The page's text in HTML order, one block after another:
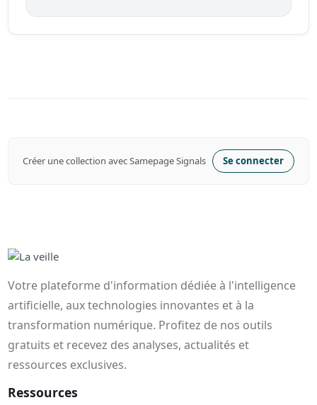
Créer une collection avec Samepage Signals Se connecter
Votre plateforme d'information dédiée à l'intelligence
artificielle, aux technologies innovantes et à la
transformation numérique. Profitez de nos outils
gratuits et recevez des analyses, actualités et
ressources exclusives.
Ressources